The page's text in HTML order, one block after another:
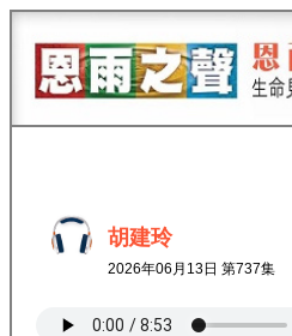
胡建玲
2026年06月13日 第737集